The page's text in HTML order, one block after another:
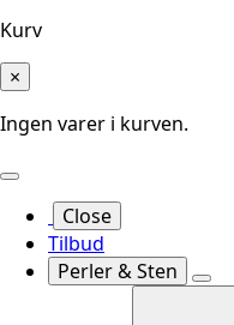
Kurv
×
Ingen varer i kurven.
Close
Tilbud
Perler & Sten